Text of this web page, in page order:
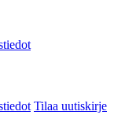
Tilaa uutiskirje